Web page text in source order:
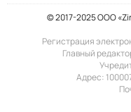
© 2017-2025 ООО
Регистрация
Главный
Адрес: